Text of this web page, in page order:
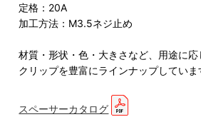
定格：20A
加工方法：M3.5ネジ止め
材質・形状・色・大きさなど、用途に
クリップを豊富にラインナップしていま
スペーサーカタログ